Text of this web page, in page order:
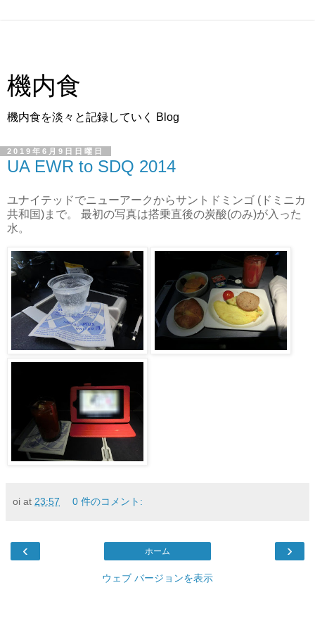
機内食
機内食を淡々と記録していく Blog
2019年6月9日日曜日
UA EWR to SDQ 2014
ユナイテッドでニューアークからサントドミンゴ (ドミニカ
共和国)まで。 最初の写真は搭乗直後の炭酸(のみ)が入った
水。
oi at 23:57 0 件のコメント:
‹ ›
ホーム
ウェブ バージョンを表示